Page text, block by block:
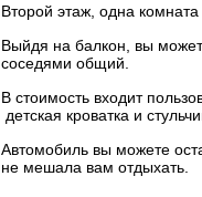
Второй этаж, одна
Выйдя на балкон, вы
соседями общий.
В стоимость входит
детская кроватка и
Автомобиль вы можете
не мешала вам отдыхать.